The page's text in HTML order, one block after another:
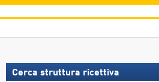
Cerca struttura ricettiva